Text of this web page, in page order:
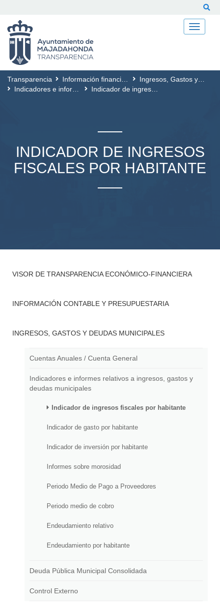
Transparencia Información financiera y presupuestaria
Ingresos, Gastos y Deudas Municipales
Indicadores e informes relativos a ingresos, gastos y deudas municipales
Indicador de ingresos fiscales por habitante
INDICADOR DE INGRESOS
FISCALES POR HABITANTE
VISOR DE TRANSPARENCIA ECONÓMICO-FINANCIERA
INFORMACIÓN CONTABLE Y PRESUPUESTARIA
INGRESOS, GASTOS Y DEUDAS MUNICIPALES
Cuentas Anuales / Cuenta General
Indicadores e informes relativos a ingresos, gastos y
deudas municipales
Indicador de ingresos fiscales por habitante
Indicador de gasto por habitante
Indicador de inversión por habitante
Informes sobre morosidad
Periodo Medio de Pago a Proveedores
Periodo medio de cobro
Endeudamiento relativo
Endeudamiento por habitante
Deuda Pública Municipal Consolidada
Control Externo